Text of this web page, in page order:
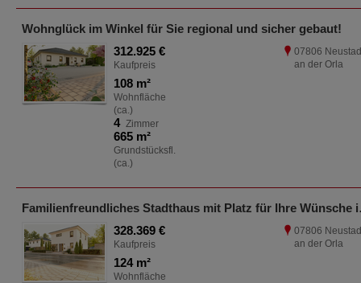
Wohnglück im Winkel für Sie regional und sicher gebaut!
312.925 €
Kaufpreis
108 m²
Wohnfläche
(ca.)
4 Zimmer
665 m²
Grundstücksfl.
(ca.)
07806
an der Orla
328.369 €
Kaufpreis
124 m²
Wohnfläche
07806
an der Orla